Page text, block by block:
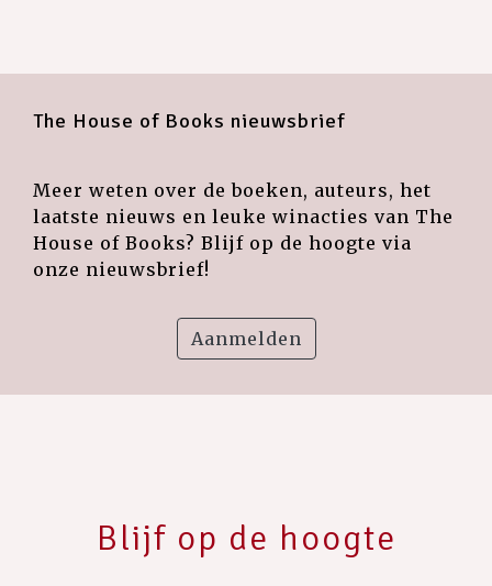
The House of Books nieuwsbrief
Meer weten over de boeken, auteurs, het
laatste nieuws en leuke winacties van The
House of Books? Blijf op de hoogte via
onze nieuwsbrief!
Aanmelden
Blijf op de hoogte